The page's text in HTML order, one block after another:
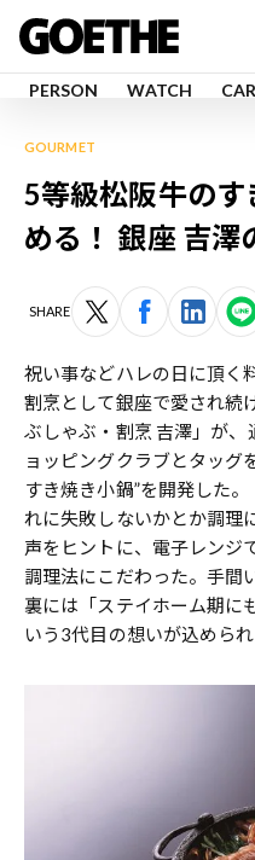
PERSON WATCH CAR
GOURMET
5等級松阪牛のす
める！ 銀座 吉澤
SHARE
祝い事などハレの日に頂く
割烹として銀座で愛され続
ぶしゃぶ・割烹 吉澤」が
ョッピングクラブとタッグ
すき焼き小鍋”を開発した
れに失敗しないかとか調理
声をヒントに、電子レンジ
調理法にこだわった。手間
裏には「ステイホーム期に
いう3代目の想いが込められ